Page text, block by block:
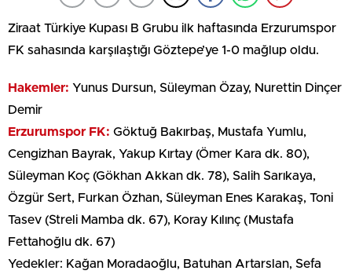
Ziraat Türkiye Kupası B Grubu ilk haftasında Erzurumspor
FK sahasında karşılaştığı Göztepe’ye 1-0 mağlup oldu.
Hakemler: Yunus Dursun, Süleyman Özay, Nurettin Dinçer
Demir
Erzurumspor FK: Göktuğ Bakırbaş, Mustafa Yumlu,
Cengizhan Bayrak, Yakup Kırtay (Ömer Kara dk. 80),
Süleyman Koç (Gökhan Akkan dk. 78), Salih Sarıkaya,
Özgür Sert, Furkan Özhan, Süleyman Enes Karakaş, Toni
Tasev (Streli Mamba dk. 67), Koray Kılınç (Mustafa
Fettahoğlu dk. 67)
Yedekler: Kağan Moradaoğlu, Batuhan Artarslan, Sefa